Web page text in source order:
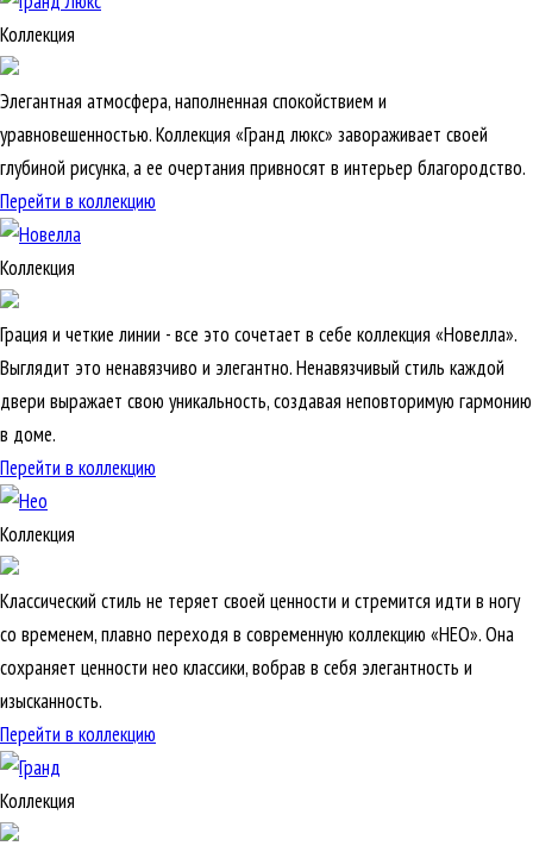
Коллекция
Элегантная атмосфера, наполненная спокойствием и
уравновешенностью. Коллекция «Гранд люкс» завораживает своей
глубиной рисунка, а ее очертания привносят в интерьер благородство.
Перейти в коллекцию
Коллекция
Грация и четкие линии - все это сочетает в себе коллекция «Новелла».
Выглядит это ненавязчиво и элегантно. Ненавязчивый стиль каждой
двери выражает свою уникальность, создавая неповторимую гармонию
в доме.
Перейти в коллекцию
Коллекция
Классический стиль не теряет своей ценности и стремится идти в ногу
со временем, плавно переходя в современную коллекцию «НЕО». Она
сохраняет ценности нео классики, вобрав в себя элегантность и
изысканность.
Перейти в коллекцию
Коллекция